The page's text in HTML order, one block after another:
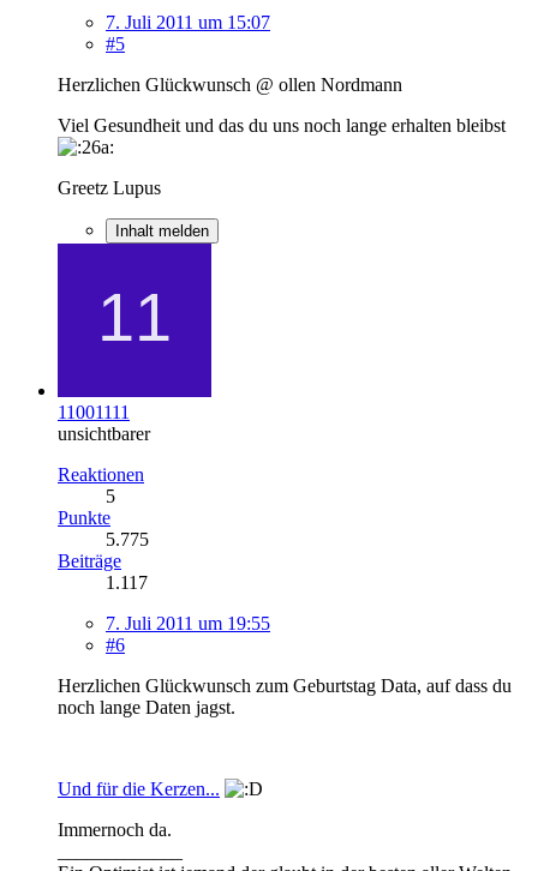
7. Juli 2011 um 15:07
#5
Herzlichen Glückwunsch @ ollen Nordmann
Viel Gesundheit und das du uns noch lange erhalten bleibst
Greetz Lupus
Inhalt melden
11001111
unsichtbarer
Reaktionen
5
Punkte
5.775
Beiträge
1.117
7. Juli 2011 um 19:55
#6
Herzlichen Glückwunsch zum Geburtstag Data, auf dass du
noch lange Daten jagst.
Und für die Kerzen...
Immernoch da.